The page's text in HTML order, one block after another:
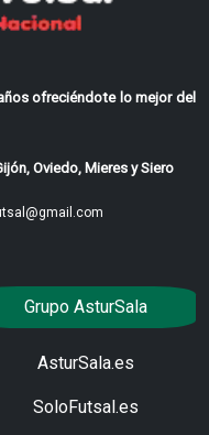
ofreciéndote lo mejor del
Oviedo, Mieres y Siero
Grupo AsturSala
AsturSala.es
SoloFutsal.es